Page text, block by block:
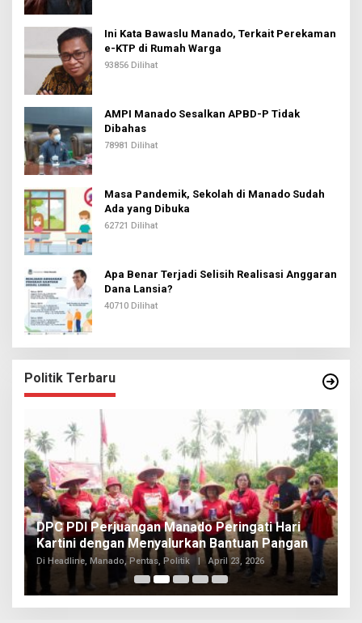
Ini Kata Bawaslu Manado, Terkait Perekaman
e-KTP di Rumah Warga
93856 Dilihat
AMPI Manado Sesalkan APBD-P Tidak
Dibahas
78981 Dilihat
Masa Pandemik, Sekolah di Manado Sudah
Ada yang Dibuka
62721 Dilihat
Apa Benar Terjadi Selisih Realisasi Anggaran
Dana Lansia?
40710 Dilihat
Politik Terbaru
DPC PDI Perjuangan Manado Peringati Hari
Kartini dengan Menyalurkan Bantuan Pangan
Di Headline, Manado, Pentas, Politik April 23, 2026